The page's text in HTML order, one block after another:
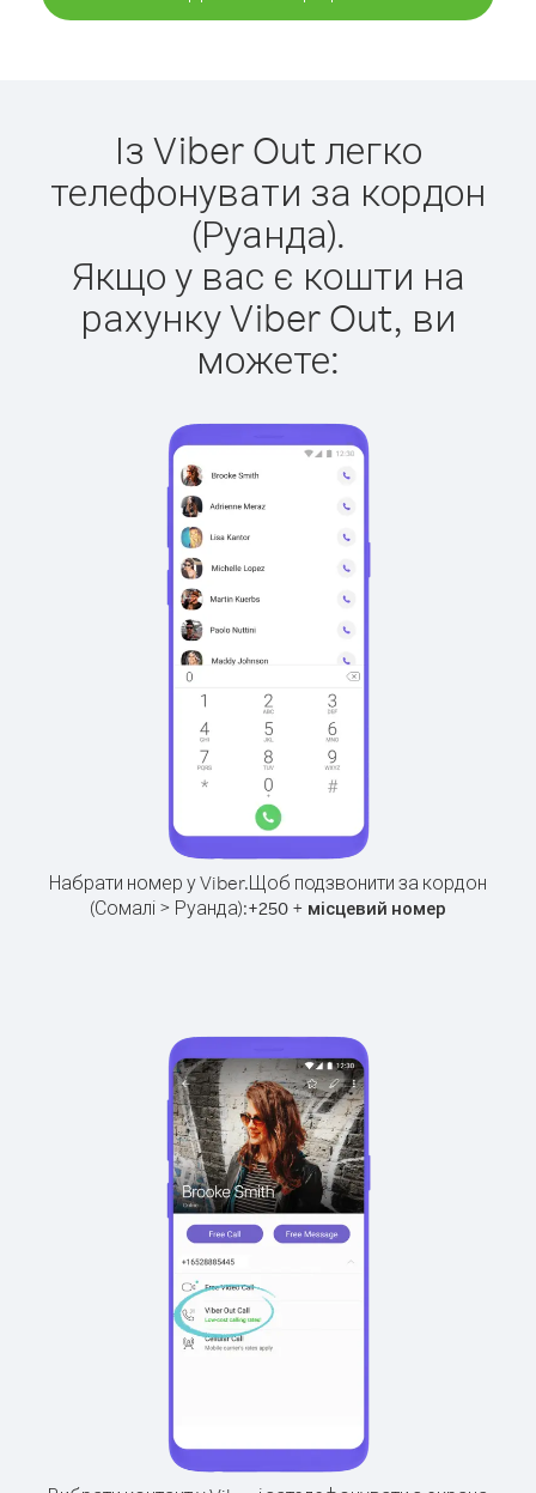
Із Viber Out легко
телефонувати за кордон
(Руанда).
Якщо у вас є кошти на
рахунку Viber Out, ви
можете:
Набрати номер у Viber.Щоб подзвонити за кордон
(Сомалі > Руанда):+250 + місцевий номер